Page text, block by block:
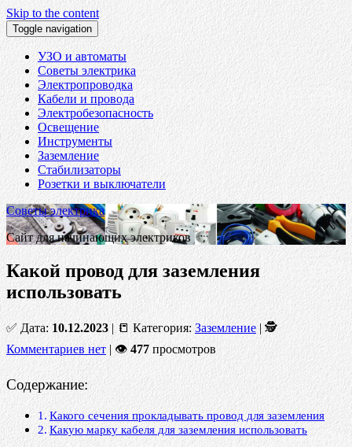
Skip to the content
Toggle navigation
УЗО и автоматы
Советы электрика
Электропроводка
Кабели и провода
Электробезопасность
Освещение
Инструменты
Заземление
Стабилизаторы
Розетки и выключатели
Советы электрика
Сайт для начинающих электриков
Какой провод для заземления
использовать
✅ Дата:10.12.2023 | 📒 Категория: Заземление | 🕵
Комментариев нет | 👁 477 просмотров
Содержание:
Какого сечения прокладывать провод для заземления
Какую марку кабеля для заземления использовать